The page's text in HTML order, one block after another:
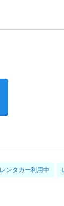
レンタカー利用中